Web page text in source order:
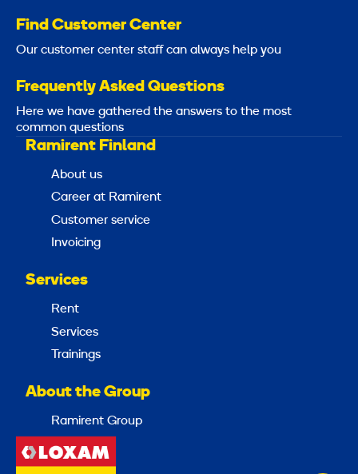
Find Customer Center
Our customer center staff can always help you
Frequently Asked Questions
Here we have gathered the answers to the most
common questions
Ramirent Finland
About us
Career at Ramirent
Customer service
Invoicing
Services
Rent
Services
Trainings
About the Group
Ramirent Group